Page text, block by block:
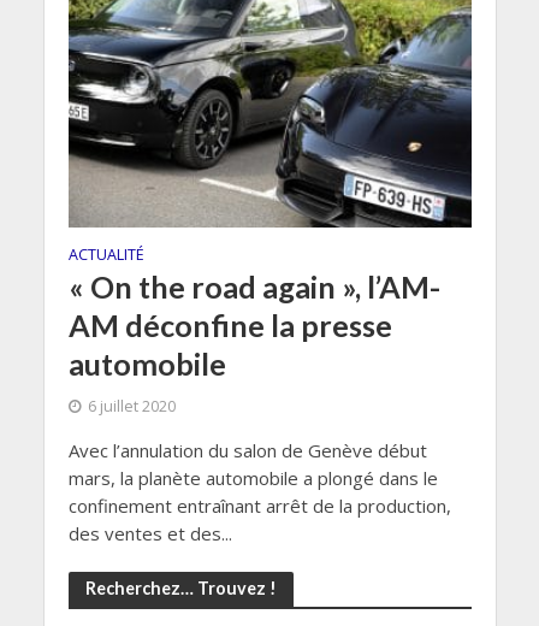
ACTUALITÉ
« On the road again », l’AM-
AM déconfine la presse
automobile
6 juillet 2020
Avec l’annulation du salon de Genève début
mars, la planète automobile a plongé dans le
confinement entraînant arrêt de la production,
des ventes et des...
Recherchez… Trouvez !